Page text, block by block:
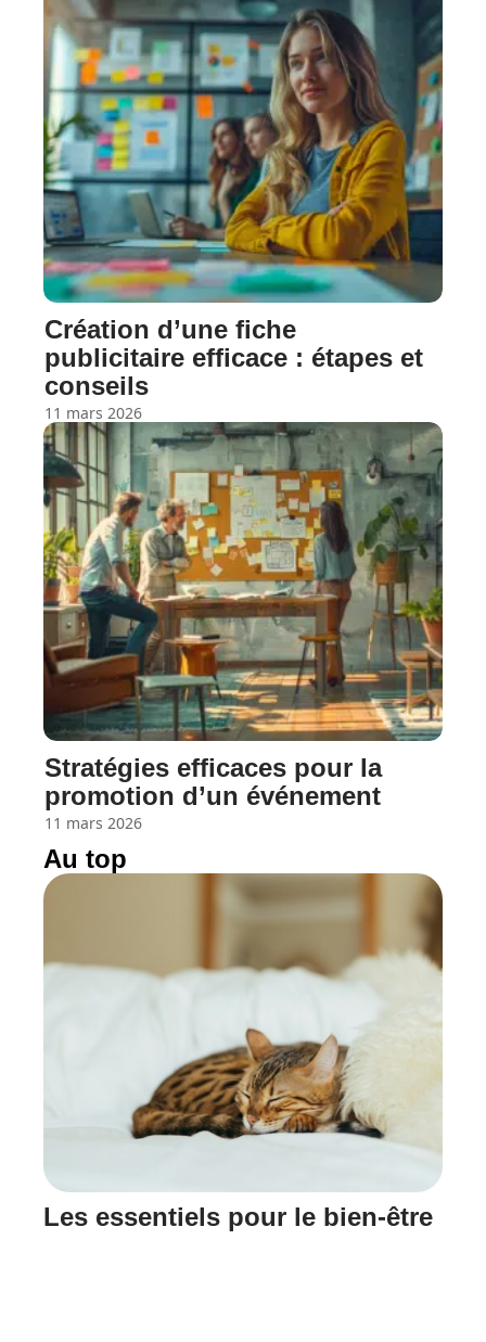
Création d’une fiche
publicitaire efficace : étapes et
conseils
11 mars 2026
Stratégies efficaces pour la
promotion d’un événement
11 mars 2026
Au top
Les essentiels pour le bien-être